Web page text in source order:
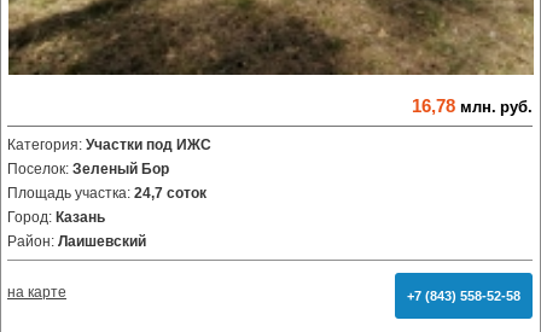
16,78 млн. руб.
Категория: Участки под ИЖС
Поселок: Зеленый Бор
Площадь участка: 24,7 соток
Город: Казань
Район: Лаишевский
на карте +7 (843) 558-52-58